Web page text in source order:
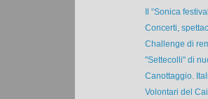
Il “Sonica
Concerti,
Challenge di
"Settecolli" di
Canottaggio.
Volontari del